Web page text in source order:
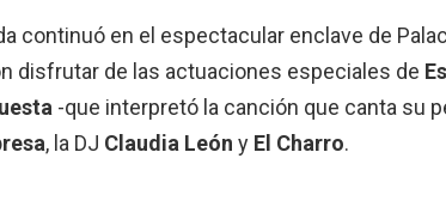
continuó en el espectacular enclave de
disfrutar de las actuaciones especiales de
-que interpretó la canción que canta su
, la DJ Claudia León y El Charro.